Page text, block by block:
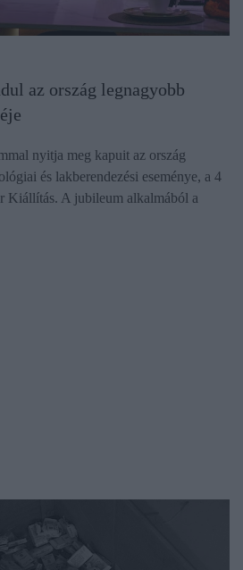
az ország legnagyobb
nyitja meg kapuit az ország
és lakberendezési eseménye, a 4
A jubileum alkalmából a